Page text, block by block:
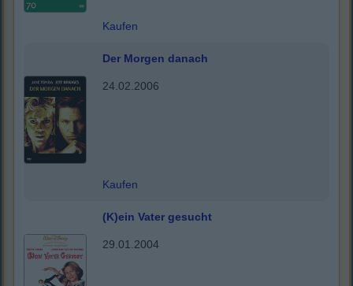
Kaufen
Der Morgen danach
24.02.2006
Kaufen
(K)ein Vater gesucht
29.01.2004